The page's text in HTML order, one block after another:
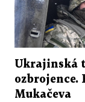
Ukrajinská
ozbrojence.
Mukačeva